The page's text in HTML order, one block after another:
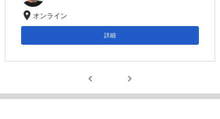
location_on オンライン
詳細
chevron_left chevron_right